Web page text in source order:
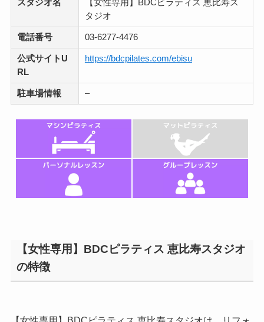
スタジオ名
【女性専用】BDCピラティス 恵比寿ス
タジオ
電話番号 03-6277-4476
公式サイトU
RL
https://bdcpilates.com/ebisu
駐車場情報 –
【女性専用】BDCピラティス 恵比寿スタジオ
の特徴